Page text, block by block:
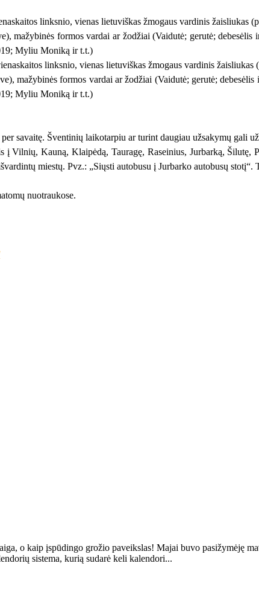
linksnio, vienas lietuviškas žmogaus vardinis žaisliukas
mažybinės formos vardai ar žodžiai (Vaidutė; gerutė;
Myliu Moniką ir t.t.)
linksnio, vienas lietuviškas žmogaus vardinis žaisliukas
mažybinės formos vardai ar žodžiai (Vaidutė; gerutė;
Myliu Moniką ir t.t.)
savaitę. Šventinių laikotarpiu ar turint daugiau užsakymų gali
į Vilnių, Kauną, Klaipėdą, Tauragę, Raseinius, Jurbarką,
miestų. Pvz.: „Siųsti autobusu į Jurbarko autobusų
nuotraukose.
o kaip įspūdingo grožio paveikslas! Majai buvo pasižymėję
sistema, kurią sudarė keli kalendori...